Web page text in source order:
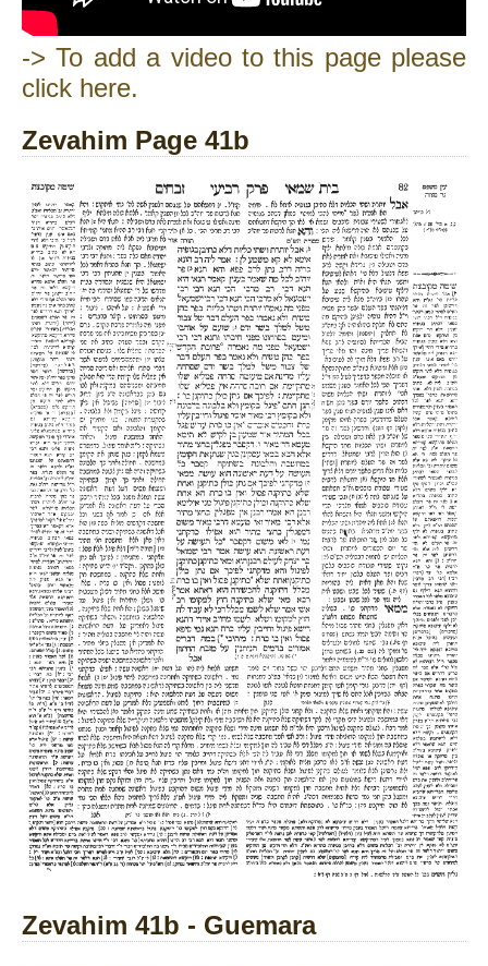
-> To add a video to this page please
click here.
Zevahim Page 41b
Zevahim 41b - Guemara